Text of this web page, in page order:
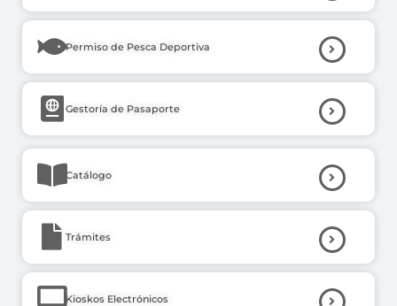
Permiso de Pesca Deportiva
Gestoría de Pasaporte
Catálogo
Trámites
Kioskos Electrónicos